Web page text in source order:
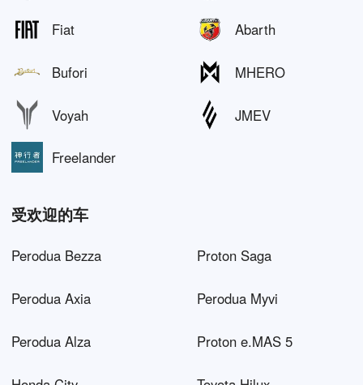
Fiat Abarth
Bufori MHERO
Voyah JMEV
Freelander
受欢迎的车
Perodua Bezza Proton Saga
Perodua Axia Perodua Myvi
Perodua Alza Proton e.MAS 5